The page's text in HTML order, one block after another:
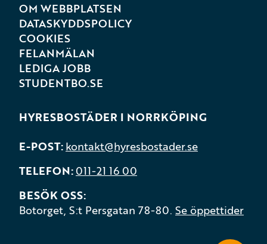
OM WEBBPLATSEN
DATASKYDDSPOLICY
COOKIES
FELANMÄLAN
LEDIGA JOBB
STUDENTBO.SE
HYRESBOSTÄDER I NORRKÖPING
E-POST kontakt@hyresbostader.se
TELEFON 011-21 16 00
BESÖK OSS
Botorget, S:t Persgatan 78-80. Se öppettider